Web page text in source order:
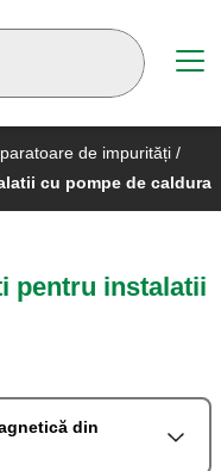
de impurități /
cu pompe de caldura
pentru instalatii
din